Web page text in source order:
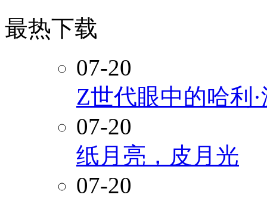
最热下载
07-20
Z世代眼中的哈利
07-20
纸月亮，皮月光
07-20